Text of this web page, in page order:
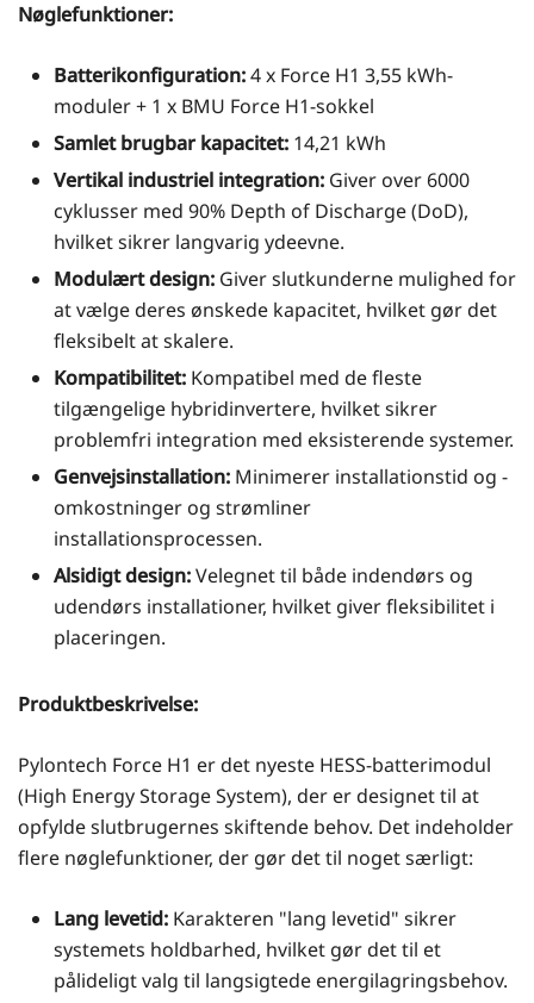
Nøglefunktioner:
Batterikonfiguration:4 x Force H1 3,55 kWh-
moduler + 1 x BMU Force H1-sokkel
Samlet brugbar kapacitet: 14,21 kWh
Vertikal industriel integration: Giver over 6000
cyklusser med 90% Depth of Discharge (DoD),
hvilket sikrer langvarig ydeevne.
Modulært design: Giver slutkunderne mulighed for
at vælge deres ønskede kapacitet, hvilket gør det
fleksibelt at skalere.
Kompatibilitet: Kompatibel med de fleste
tilgængelige hybridinvertere, hvilket sikrer
problemfri integration med eksisterende systemer.
Genvejsinstallation: Minimerer installationstid og -
omkostninger og strømliner
installationsprocessen.
Alsidigt design:Velegnet til både indendørs og
udendørs installationer, hvilket giver fleksibilitet i
placeringen.
Produktbeskrivelse:
Pylontech Force H1 er det nyeste HESS-batterimodul
(High Energy Storage System), der er designet til at
opfylde slutbrugernes skiftende behov. Det indeholder
flere nøglefunktioner, der gør det til noget særligt:
Lang levetid: Karakteren "lang levetid" sikrer
systemets holdbarhed, hvilket gør det til et
pålideligt valg til langsigtede energilagringsbehov.